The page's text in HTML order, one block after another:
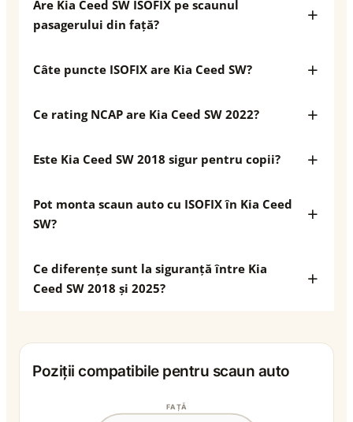
Are Kia Ceed SW ISOFIX pe scaunul
pasagerului din față?
Câte puncte ISOFIX are Kia Ceed SW?
Ce rating NCAP are Kia Ceed SW 2022?
Este Kia Ceed SW 2018 sigur pentru copii?
Pot monta scaun auto cu ISOFIX în Kia Ceed
SW?
Ce diferențe sunt la siguranță între Kia
Ceed SW 2018 și 2025?
Poziții compatibile pentru scaun auto
FAȚĂ